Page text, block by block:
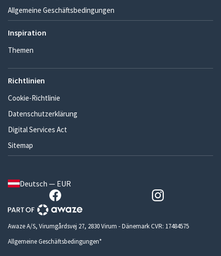
Allgemeine Geschäftsbedingungen
Inspiration
Themen
Richtlinien
Cookie-Richtlinie
Datenschutzerklärung
Digital Services Act
Sitemap
Deutsch — EUR
Awaze A/S, Virumgårdsvej 27, 2830 Virum - Dänemark CVR: 17484575
Allgemeine Geschäftsbedingungen*